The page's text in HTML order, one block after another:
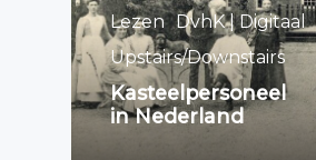
Lezen DvhK | Digitaal
Upstairs/Downstairs
Kasteelpersoneel
in Nederland